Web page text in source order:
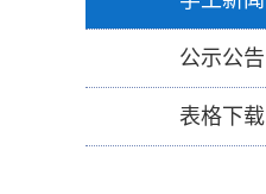
公示公告
表格下载